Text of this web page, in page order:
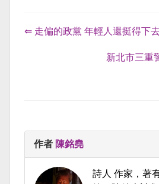
⇐ 走偏的政黨 年輕人還挺得下
新北市三重
作者 陳銘堯
詩人 作家，著